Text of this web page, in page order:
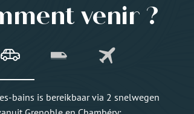
venir ?
bains is bereikbaar via 2 snelwegen